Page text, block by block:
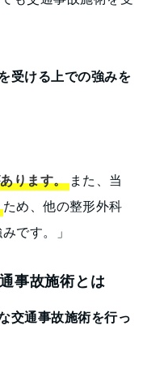
受ける上での強みを
ります。また、当
ため、他の整形外科
です。」
事故施術とは
交通事故施術を行っ